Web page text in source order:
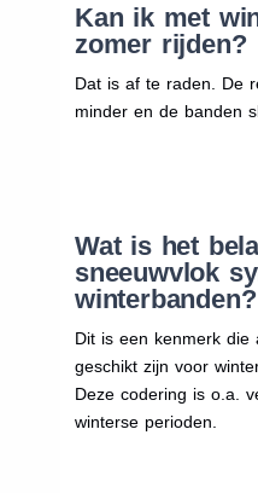
Kan ik met
zomer rijden?
Dat is af te raden. De
minder en de banden
Wat is het
sneeuwvlok
winterbanden?
Dit is een kenmerk die
geschikt zijn voor
Deze codering is o.a.
winterse perioden.